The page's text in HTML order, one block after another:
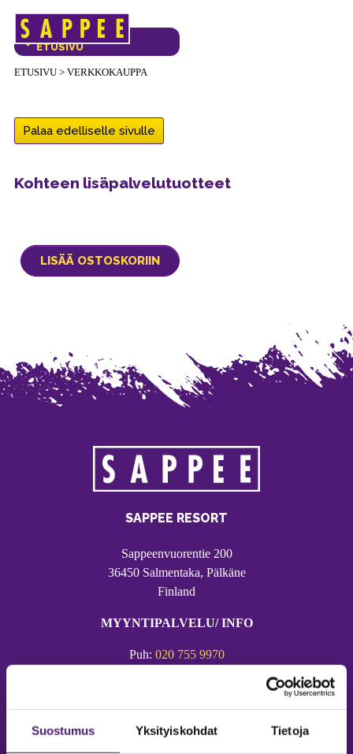
Suostumus Yksityiskohdat Tietoja
Päävalikko
ETUSIVU> VERKKOKAUPPA
VERKKOKAUPAN
ETUSIVU
Palaa edelliselle sivulle
Kohteen lisäpalvelutuotteet
SAPPEE RESORT
Sappeenvuorentie 200
36450 Salmentaka, Pälkäne
Finland
MYYNTIPALVELU/ INFO
Puh: 020 755 9970